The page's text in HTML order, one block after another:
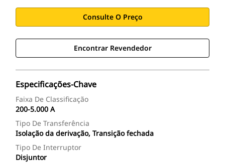
Consulte O Preço
Encontrar Revendedor
Especificações-Chave
Faixa De Classificação
200-5.000 A
Tipo De Transferência
Isolação da derivação, Transição fechada
Tipo De Interruptor
Disjuntor